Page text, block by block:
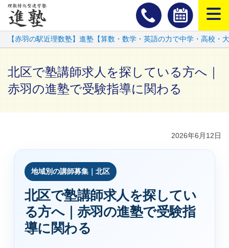
スマート
【赤羽の駅近理数塾】進塾【算数・数学・英語の力で中学・高校・
北区で塾講師求人を探している方へ｜
赤羽の進塾で受験指導に関わる
2026年6月12日
地域別の講師募集｜北区
北区で塾講師求人を探してい
る方へ｜赤羽の進塾で受験指
導に関わる